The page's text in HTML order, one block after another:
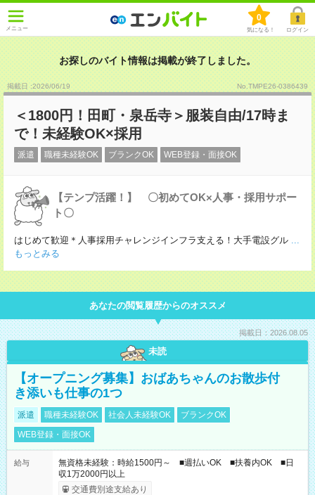
メニュー
0
気になる！ ログイン
お探しのバイト情報は掲載が終了しました。
掲載日 :2026/06/19 No.TMPE26-0386439
＜1800円！田町・泉岳寺＞服装自由/17時ま
で！未経験OK×採用
派遣 職種未経験OK ブランクOK WEB登録・面接OK
【テンプ活躍！】 〇初めてOK×人事・採用サポー
ト〇
はじめて歓迎＊人事採用チャレンジインフラ支える！大手電設グル ...
もっとみる
あなたの閲覧履歴からのオススメ
掲載日：2026.08.05
未読
【オープニング募集】おばあちゃんのお散歩付
き添いも仕事の1つ
派遣 職種未経験OK 社会人未経験OK
ブランクOK
WEB登録・面接OK
給与
無資格未経験：時給1500円～ ■週払いOK ■扶養内OK ■日
収1万2000円以上
交通費別途支給あり